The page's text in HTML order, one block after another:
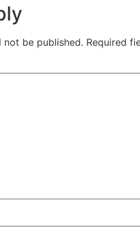
not be published. Required